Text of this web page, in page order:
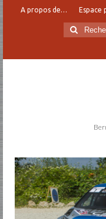
A propos de… Espace
: